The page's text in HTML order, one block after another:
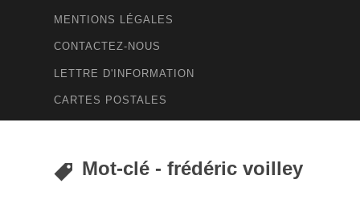
MENTIONS LÉGALES
CONTACTEZ-NOUS
LETTRE D'INFORMATION
CARTES POSTALES
Mot-clé - frédéric voilley